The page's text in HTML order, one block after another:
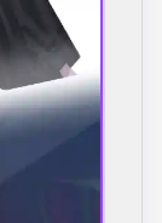
временем
в
искать